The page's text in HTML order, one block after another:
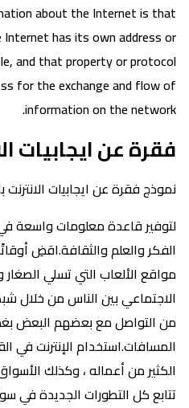
about the Internet is that
has its own address or
and that property or protocol
for the exchange and flow of
information on the network.
فقرة عن ايجابيات
نموذج فقرة عن ايجابيات الانترنت
لتوفير قاعدة معلومات واسعة
الفكر والعلم والثقافة.اقضِ
مواقع الألعاب التي تسلي
الاجتماعي بين الناس من
من التواصل مع بعضهم البعض
المسافات.استخدام الإنترنت
الكثير من أعماله ، وكذلك
تتابع كل التطورات الجديدة في